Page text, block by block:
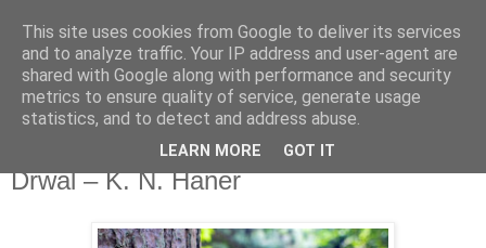
Recenzje na widelcu
Portal kulturalny - książki, recenzje, inspiracje, konkursy.
wtorek, 9 lipca 2019
Drwal – K. N. Haner
This site uses cookies from Google to deliver its services
and to analyze traffic. Your IP address and user-agent are
shared with Google along with performance and security
metrics to ensure quality of service, generate usage
statistics, and to detect and address abuse.
LEARN MORE GOT IT